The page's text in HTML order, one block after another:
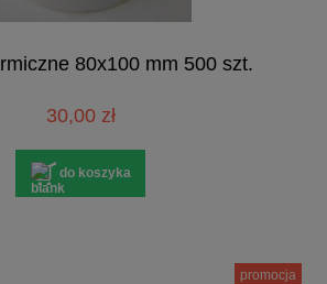
80x100 mm 500 szt.
30,00 zł
do koszyka
promocja